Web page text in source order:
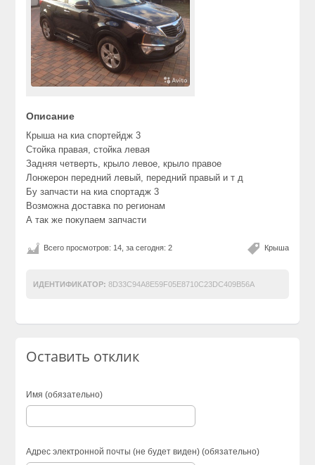
Описание
Крыша на киа спортейдж 3
Стойка правая, стойка левая
Задняя четверть, крыло левое, крыло правое
Лонжерон передний левый, передний правый и т д
Бу запчасти на киа спортадж 3
Возможна доставка по регионам
А так же покупаем запчасти
Крыша
Всего просмотров: 14, за сегодня: 2
ИДЕНТИФИКАТОР: 8D33C94A8E59F05E8710C23DC409B56A
Оставить отклик
Имя (обязательно)
Адрес электронной почты (не будет виден) (обязательно)